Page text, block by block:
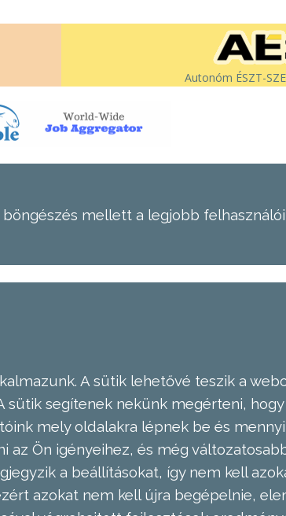
Autonóm ÉSZT-
mellett a legjobb
A sütik lehetővé teszik a
segítenek nekünk megérteni,
mely oldalakra lépnek be és
az Ön igényeihez, és még
a beállításokat, így nem kell
azokat nem kell újra begépelnie,